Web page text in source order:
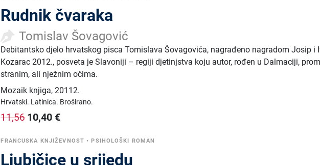
Rudnik čvaraka
Tomislav Šovagović
Debitantsko djelo hrvatskog pisca Tomislava Šovagovića, nagrađeno nagradom Josip i
Kozarac 2012., posveta je Slavoniji – regiji djetinjstva koju autor, rođen u Dalmaciji,
stranim, ali nježnim očima.
Mozaik knjiga,20112.
Hrvatski. Latinica. Broširano.
11,5610,40 €
FRANCUSKA KNJIŽEVNOST •PSIHOLOŠKI ROMAN
Ljubičice u srijedu